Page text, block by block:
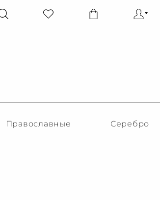
Православные Серебро